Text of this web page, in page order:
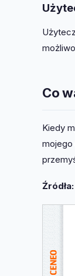
Co
Kiedy
mojego
Źródła: